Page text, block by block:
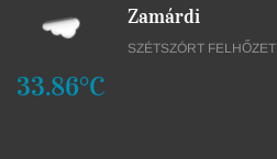
33.86°C
Zamárdi
SZÉTSZÓRT FELHŐZET